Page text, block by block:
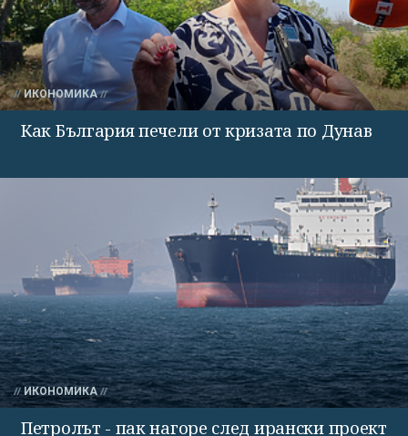
ИКОНОМИКА
Как България печели от кризата по Дунав
ИКОНОМИКА
Петролът - пак нагоре след ирански проект